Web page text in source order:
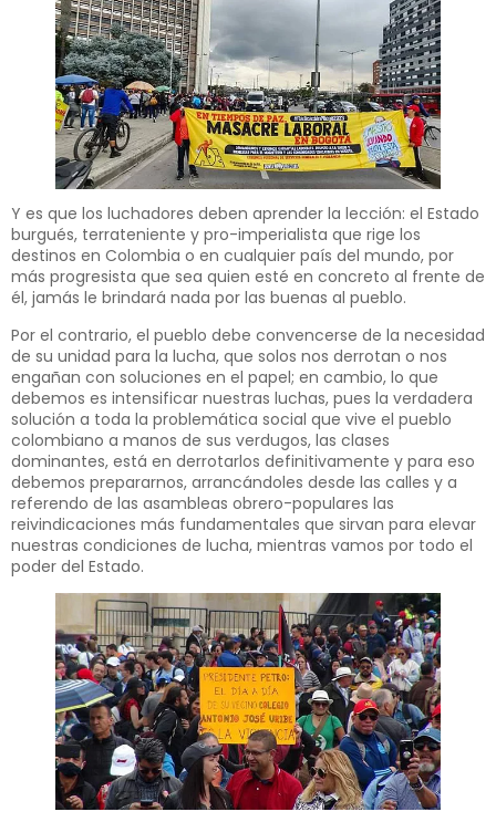
Y es que los luchadores deben aprender la lección: el Estado
burgués, terrateniente y pro-imperialista que rige los
destinos en Colombia o en cualquier país del mundo, por
más progresista que sea quien esté en concreto al frente de
él, jamás le brindará nada por las buenas al pueblo.
Por el contrario, el pueblo debe convencerse de la necesidad
de su unidad para la lucha, que solos nos derrotan o nos
engañan con soluciones en el papel; en cambio, lo que
debemos es intensificar nuestras luchas, pues la verdadera
solución a toda la problemática social que vive el pueblo
colombiano a manos de sus verdugos, las clases
dominantes, está en derrotarlos definitivamente y para eso
debemos prepararnos, arrancándoles desde las calles y a
referendo de las asambleas obrero-populares las
reivindicaciones más fundamentales que sirvan para elevar
nuestras condiciones de lucha, mientras vamos por todo el
poder del Estado.